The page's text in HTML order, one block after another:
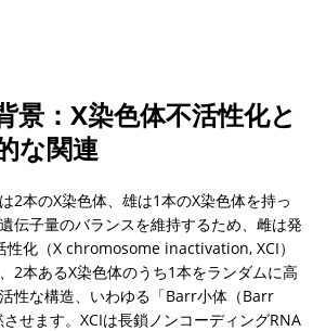
景：X染色体不活性化と
な関連
2本のX染色体、雄は1本のX染色体を持っ
伝子量のバランスを維持するため、雌は発
性化（X chromosome inactivation, XCI）
2本あるX染色体のうち1本をランダムに高
性な構造、いわゆる「Barr小体（Barr
せます。XCIは長鎖ノンコーディングRNA